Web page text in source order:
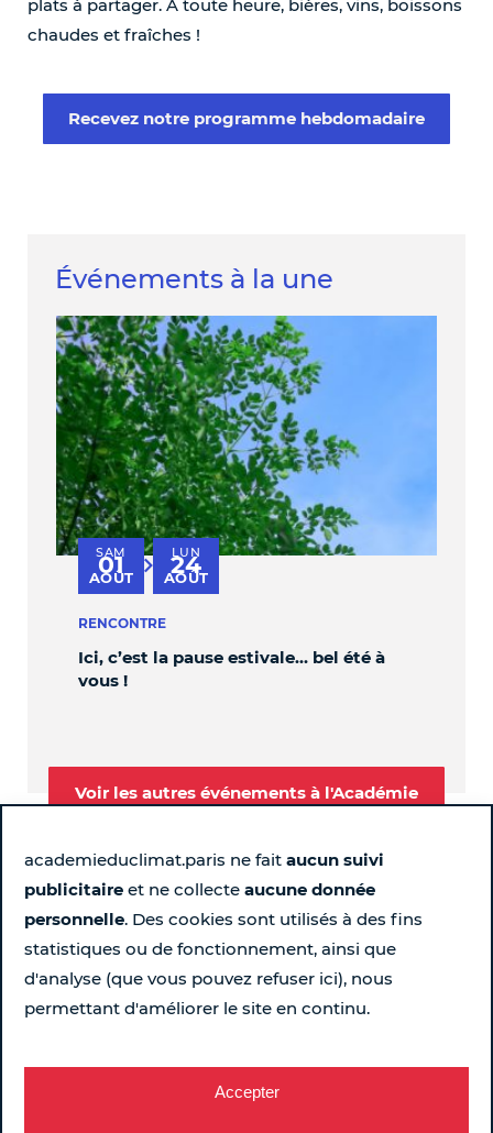
academieduclimat.paris ne fait aucun suivi
publicitaire et ne collecte aucune donnée
personnelle. Des cookies sont utilisés à des fins
statistiques ou de fonctionnement, ainsi que
d'analyse (que vous pouvez refuser ici), nous
permettant d'améliorer le site en continu.
Accepter
plats à partager. À toute heure, bières, vins, boissons
chaudes et fraîches !
Recevez notre programme hebdomadaire
Événements à la une
SAM
01
AOÛT au
LUN
24
AOÛT
RENCONTRE
Ici, c’est la pause estivale… bel été à
vous !
Voir les autres événements à l'Académie
Suivez-nous
Page Instagram de l'Académie du Climat - Nouvelle
Page LinkedIn de l'Académie du Climat - Nouvelle
Page Facebook de l'Académie du Climat -
Chaîne YouTube de l'Académie du
Pour ne rien rater chaque semaine...